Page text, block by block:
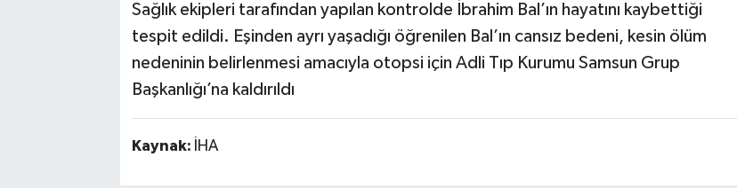
Sağlık ekipleri tarafından yapılan kontrolde İbrahim Bal’ın hayatını kaybettiği
tespit edildi. Eşinden ayrı yaşadığı öğrenilen Bal’ın cansız bedeni, kesin ölüm
nedeninin belirlenmesi amacıyla otopsi için Adli Tıp Kurumu Samsun Grup
Başkanlığı’na kaldırıldı
Kaynak: İHA